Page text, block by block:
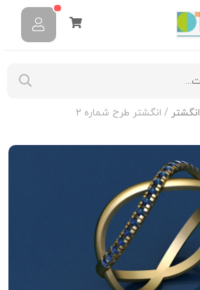
انگشتر / انگشتر طرح شماره 2